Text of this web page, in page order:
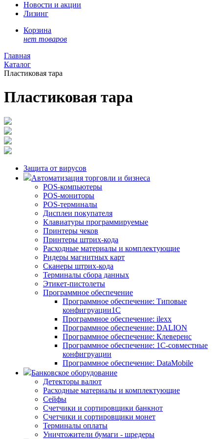
Новости и акции
Лизинг
Корзина
нет товаров
Главная
Каталог
Пластиковая тара
Пластиковая тара
Защита от вирусов
Автоматизация торговли и бизнеса
POS-компьютеры
POS-мониторы
POS-терминалы
Дисплеи покупателя
Клавиатуры программируемые
Принтеры чеков
Принтеры штрих-кода
Расходные материалы и комплектующие
Ридеры магнитных карт
Сканеры штрих-кода
Терминалы сбора данных
Этикет-пистолеты
Программное обеспечение
Программное обеспечение: Типовые
конфигруации1С
Программное обеспечение: ilexx
Программное обеспечение: DALION
Программное обеспечение: Клеверенс
Программное обеспечение: 1С-совместные
конфигруации
Программное обеспечение: DataMobile
Банковское оборудование
Детекторы валют
Расходные материалы и комплектующие
Сейфы
Счетчики и сортировщики банкнот
Счетчики и сортировщики монет
Терминалы оплаты
Уничтожители бумаги - шредеры